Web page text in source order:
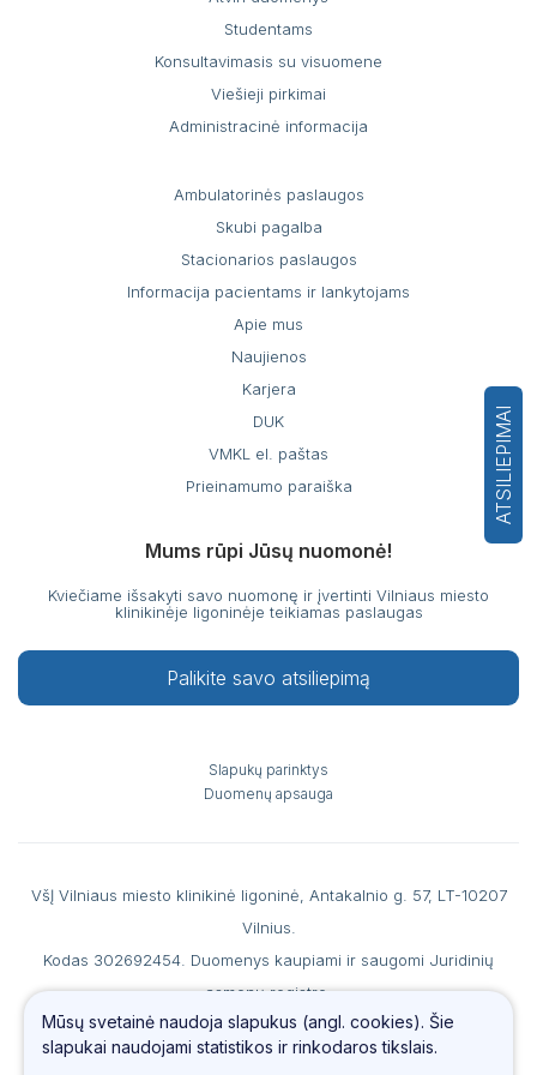
IV ilgalaikio gydymo skyrius
Patologijos skyrius, Antakalnio g. 57
Studentams
Konsultavimasis su visuomene
Viešieji pirkimai
Administracinė informacija
Ambulatorinės paslaugos
Skubi pagalba
Stacionarios paslaugos
Informacija pacientams ir lankytojams
Apie mus
Naujienos
Karjera
DUK
VMKL el. paštas
Prieinamumo paraiška
Mums rūpi Jūsų nuomonė!
Kviečiame išsakyti savo nuomonę ir įvertinti Vilniaus miesto
klinikinėje ligoninėje teikiamas paslaugas
Palikite savo atsiliepimą
Slapukų parinktys
Duomenų apsauga
VšĮ Vilniaus miesto klinikinė ligoninė, Antakalnio g. 57, LT-10207
Vilnius.
Kodas 302692454. Duomenys kaupiami ir saugomi Juridinių
asmenų registre.
A. s. LT867044060007990186 AB SEB banke, b. k. 70440, PVM
mokėtojo kodas LT100006560213.
ATSILIEPIMAI
Mūsų svetainė naudoja slapukus (angl. cookies). Šie
slapukai naudojami statistikos ir rinkodaros tikslais.